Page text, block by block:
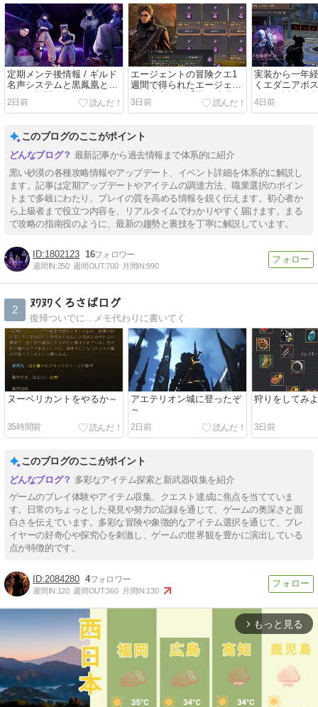
定期メンテ後情報 / ギルド
名声システムと黒鳳凰とマ
ルニの戦闘分析機(08/06)
2日前
エージェントの冒険クエ1
週間で得られたエージェン
トの印章の数【黒い砂漠
Part5366】
3日前
実装から一年
くエダニアボ
インの討伐に
た【黒い砂漠
4日前
このブログのここがポイント
最新記事から過去情報まで体系的に紹介
黒い砂漠の各種攻略情報やアップデート、イベント詳細を体系的に解説し
ます。記事は定期アップデートやアイテムの調達方法、職業選択のポイン
トまで多岐にわたり、プレイの質を高める情報を鋭く伝えます。初心者か
ら上級者まで役立つ内容を、リアルタイムでわかりやすく届けます。まる
で攻略の指南役のように、最新の趨勢と裏技を丁寧に解説しています。
1802123 16
週間IN:250 週間OUT:700 月間IN:990
2
ﾇﾜﾇﾜくろさばログ
復帰ついでに...メモ代わりに書いてく
ヌーベリカントをやるか～
35時間前
アエテリオン城に登ったぞ
～
2日前
狩りをしてみ
3日前
このブログのここがポイント
多彩なアイテム探索と新武器収集を紹介
ゲームのプレイ体験やアイテム収集、クエスト達成に焦点を当てていま
す。日常のちょっとした発見や努力の記録を通じて、ゲームの奥深さと面
白さを伝えています。多彩な冒険や象徴的なアイテム選択を通じて、プレ
イヤーの好奇心や探究心を刺激し、ゲームの世界観を豊かに演出している
点が特徴的です。
2084280 4
週間IN:120 週間OUT:360 月間IN:130
arrow_forward_ios もっと見る